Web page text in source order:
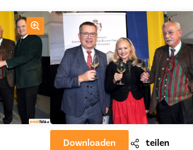
Downloaden teilen